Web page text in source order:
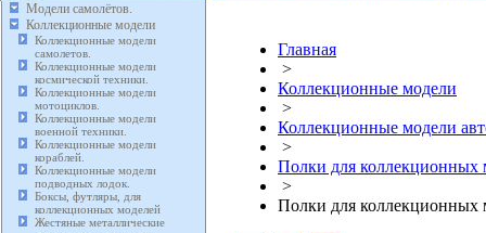
Модели самолётов.
Коллекционные модели
Коллекционные модели
самолетов.
Коллекционные модели
космической техники.
Коллекционные модели
мотоциклов.
Коллекционные модели
военной техники.
Коллекционные модели
кораблей.
Коллекционные модели
подводных лодок.
Боксы, футляры, для
коллекционных моделей
Жестяные металлические
Главная
>
Коллекционные модели
>
Коллекционные модели
>
Полки для коллекционных
>
Полки для коллекционных